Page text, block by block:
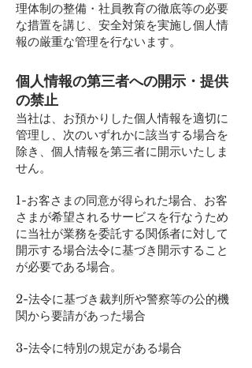
理体制の整備・社員教育の徹底等の必要
な措置を講じ、安全対策を実施し個人情
報の厳重な管理を行ないます。
個人情報の第三者への開示・提供
の禁止
当社は、お預かりした個人情報を適切に
管理し、次のいずれかに該当する場合を
除き、個人情報を第三者に開示いたしま
せん。
1-お客さまの同意が得られた場合、お客
さまが希望されるサービスを行なうため
に当社が業務を委託する関係者に対して
開示する場合法令に基づき開示すること
が必要である場合。
2-法令に基づき裁判所や警察等の公的機
関から要請があった場合
3-法令に特別の規定がある場合